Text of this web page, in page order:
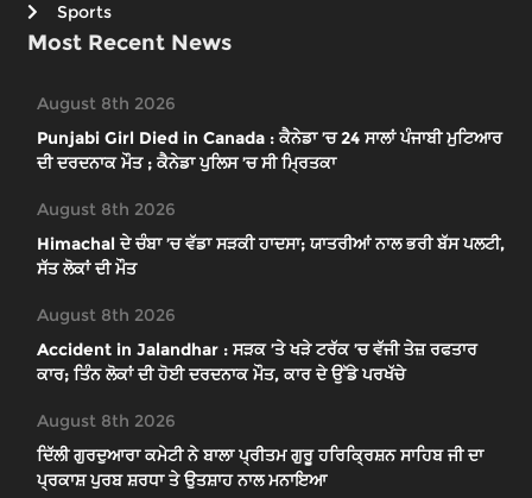
Sports
Most Recent News
August 8th 2026
Punjabi Girl Died in Canada : ਕੈਨੇਡਾ ’ਚ 24 ਸਾਲਾਂ ਪੰਜਾਬੀ ਮੁਟਿਆਰ
ਦੀ ਦਰਦਨਾਕ ਮੌਤ ; ਕੈਨੇਡਾ ਪੁਲਿਸ ’ਚ ਸੀ ਮ੍ਰਿਤਕਾ
August 8th 2026
Himachal ਦੇ ਚੰਬਾ ’ਚ ਵੱਡਾ ਸੜਕੀ ਹਾਦਸਾ; ਯਾਤਰੀਆਂ ਨਾਲ ਭਰੀ ਬੱਸ ਪਲਟੀ,
ਸੱਤ ਲੋਕਾਂ ਦੀ ਮੌਤ
August 8th 2026
Accident in Jalandhar : ਸੜਕ ’ਤੇ ਖੜੇ ਟਰੱਕ ’ਚ ਵੱਜੀ ਤੇਜ਼ ਰਫਤਾਰ
ਕਾਰ; ਤਿੰਨ ਲੋਕਾਂ ਦੀ ਹੋਈ ਦਰਦਨਾਕ ਮੌਤ, ਕਾਰ ਦੇ ਉੱਡੇ ਪਰਖੱਚੇ
August 8th 2026
ਦਿੱਲੀ ਗੁਰਦੁਆਰਾ ਕਮੇਟੀ ਨੇ ਬਾਲਾ ਪ੍ਰੀਤਮ ਗੁਰੂ ਹਰਿਕ੍ਰਿਸ਼ਨ ਸਾਹਿਬ ਜੀ ਦਾ
ਪ੍ਰਕਾਸ਼ ਪੁਰਬ ਸ਼ਰਧਾ ਤੇ ਉਤਸ਼ਾਹ ਨਾਲ ਮਨਾਇਆ